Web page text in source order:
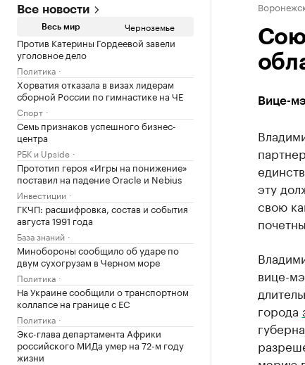
Все новости
Весь мир Черноземье
Против Катерины Гордеевой завели
уголовное дело
Политика
Хорватия отказала в визах лидерам
сборной России по гимнастике на ЧЕ
Спорт
Семь признаков успешного бизнес-
центра
РБК и Upside
Прототип героя «Игры на понижение»
поставил на падение Oracle и Nebius
Инвестиции
ГКЧП: расшифровка, состав и события
августа 1991 года
База знаний
Минобороны сообщило об ударе по
двум сухогрузам в Черном море
Политика
На Украине сообщили о транспортном
коллапсе на границе с ЕС
Политика
Экс-глава департамента Африки
российского МИДа умер на 72-м году
жизни
Вице-
эту
свою
вице-
города